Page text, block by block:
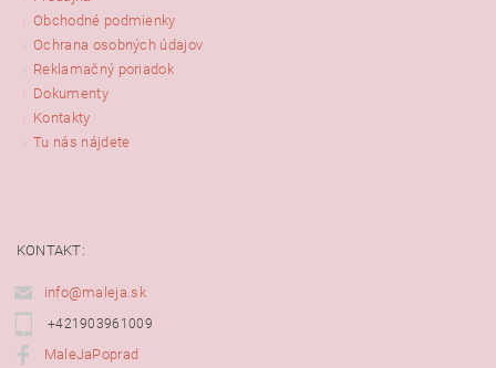
Obchodné podmienky
Ochrana osobných údajov
Reklamačný poriadok
Dokumenty
Kontakty
Tu nás nájdete
KONTAKT:
info@maleja.sk
+421903961009
MaleJaPoprad